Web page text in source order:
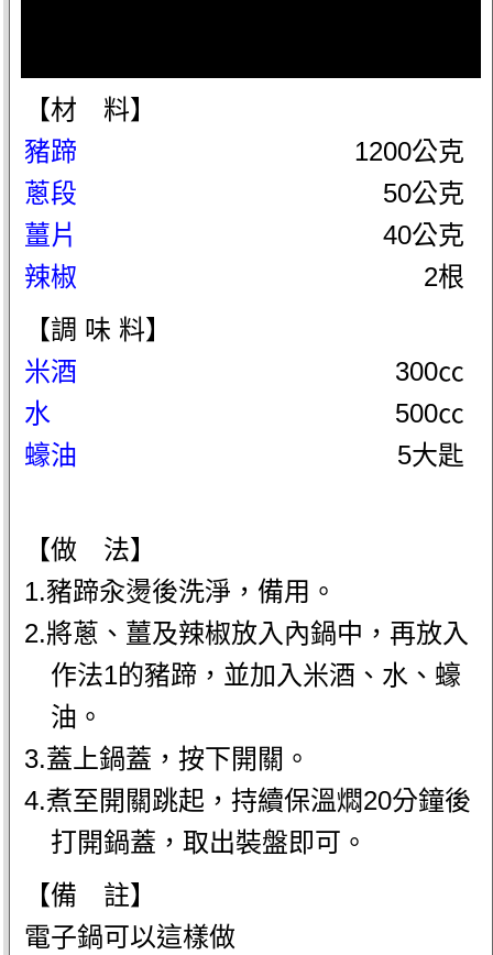
【材 料】
豬蹄
1200公克
蔥段
50公克
薑片
40公克
辣椒
2根
【調 味 料】
米酒
300㏄
水
500㏄
蠔油
5大匙
【做 法】
1.豬蹄汆燙後洗淨，備用。
2.將蔥、薑及辣椒放入內鍋中，再放入
作法1的豬蹄，並加入米酒、水、蠔
油。
3.蓋上鍋蓋，按下開關。
4.煮至開關跳起，持續保溫燜20分鐘後
打開鍋蓋，取出裝盤即可。
【備 註】
電子鍋可以這樣做